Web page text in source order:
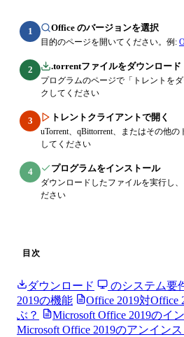
1 Office のバージョンを選択
目的のページを開いてください。例:
2 .torrentファイルをダウンロード
プログラムのページで「トレントを
クしてください
3 トレントクライアントで開く
uTorrent、qBittorrent、またはその他
してください
4 プログラムをインストール
ダウンロードしたファイルを実行し
ださい
目次
ダウンロード のシステム要
2019の機能
Office 2019対
ぶ？
Microsoft Office 2019のイ
Microsoft Office 2019のアンイン